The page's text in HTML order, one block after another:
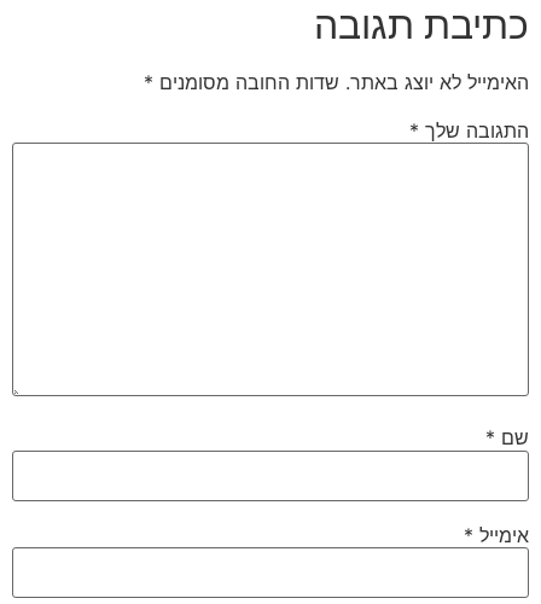
כתיבת תגובה
האימייל לא יוצג באתר. שדות החובה מסומנים *
התגובה שלך *
שם *
אימייל *